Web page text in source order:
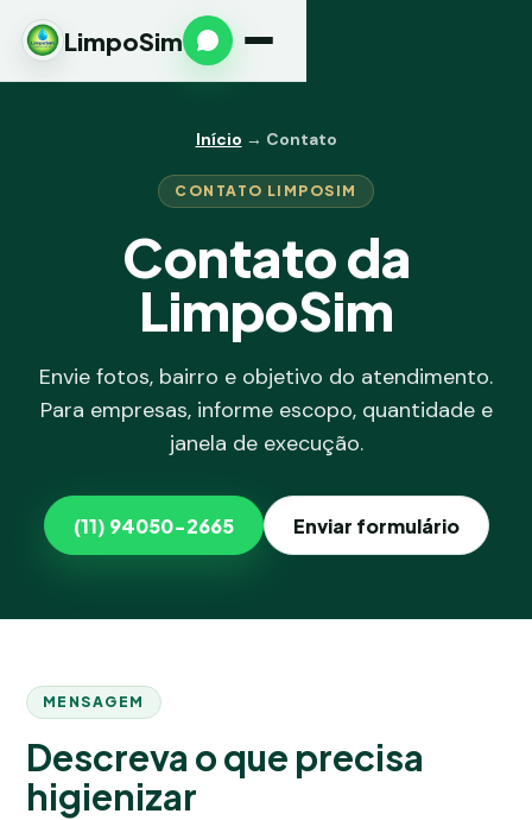
LimpoSim
Início → Contato
CONTATO LIMPOSIM
Contato da
LimpoSim
Envie fotos, bairro e objetivo do atendimento.
Para empresas, informe escopo, quantidade e
janela de execução.
(11) 94050-2665 Enviar formulário
MENSAGEM
Descreva o que precisa
higienizar